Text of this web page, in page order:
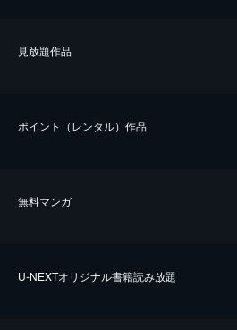
⾒放題作品
ポイント（レンタル）作品
無料マンガ
U-NEXTオリジナル書籍読み放題